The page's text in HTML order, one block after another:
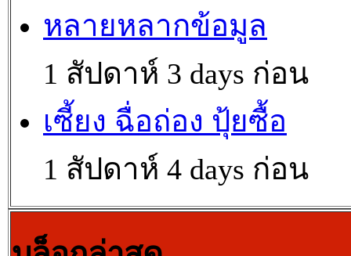
หลายหลากข้อมูล
1 สัปดาห์ 3 days ก่อน
เซี้ยง ฉื่อถ่อง ปุ้ยซื้อ
1 สัปดาห์ 4 days ก่อน